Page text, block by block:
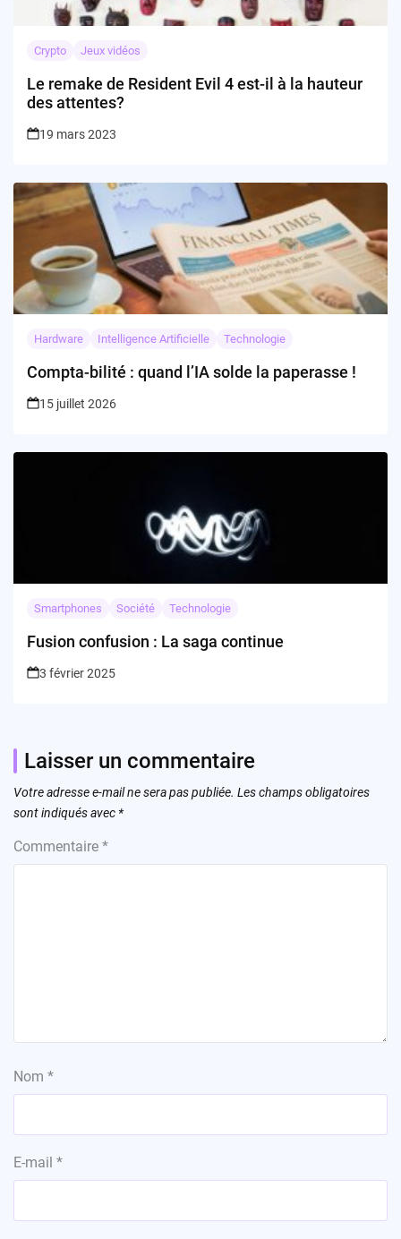
Crypto Jeux vidéos
Le remake de Resident Evil 4 est-il à la hauteur
des attentes?
19 mars 2023
Hardware Intelligence Artificielle Technologie
Compta-bilité : quand l’IA solde la paperasse !
15 juillet 2026
Smartphones Société Technologie
Fusion confusion : La saga continue
3 février 2025
Laisser un commentaire
Votre adresse e-mail ne sera pas publiée. Les champs obligatoires
sont indiqués avec *
Commentaire *
Nom *
E-mail *